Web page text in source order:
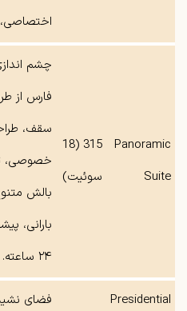
اختصاصی،
Panoramic
Suite
315 (18
سوئیت)
چشم‌
فارس از
سقف،
بالش
بارانی،
۲۴ ساعته.
Presidential
فضای